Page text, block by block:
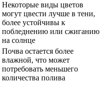
Некоторые виды цветов
могут цвести лучше в тени,
более устойчивы к
побледнению или сжиганию
на солнце
Почва остается более
влажной, что может
потребовать меньшего
количества полива